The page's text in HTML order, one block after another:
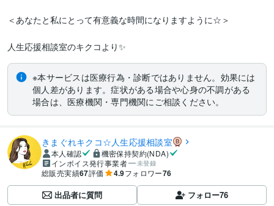
＜あなたと私にとって有意義な時間になりますように☆＞
人生応援相談室のキクコより✨
※本サービスは医療行為・診断ではありません。効果には
個人差があります。症状がある場合や心身の不調がある
場合は、医療機関・専門機関にご相談ください。
きまぐれキクコ☆人生応援相談室
本人確認
機密保持契約(NDA)
インボイス発行事業者
未登録
総販売実績67評価 4.9フォロワー76
出品者に質問 フォロー76